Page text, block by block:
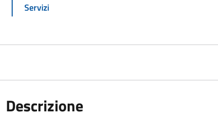
Servizi
Descrizione